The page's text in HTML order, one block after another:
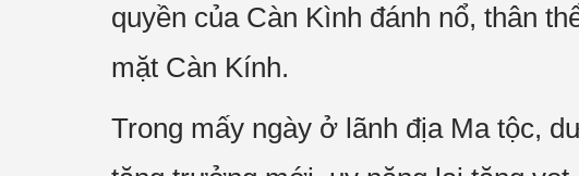
quyền của Càn Kình đánh nổ, thân
mặt Càn Kính.
Trong mấy ngày ở lãnh địa Ma tộc,